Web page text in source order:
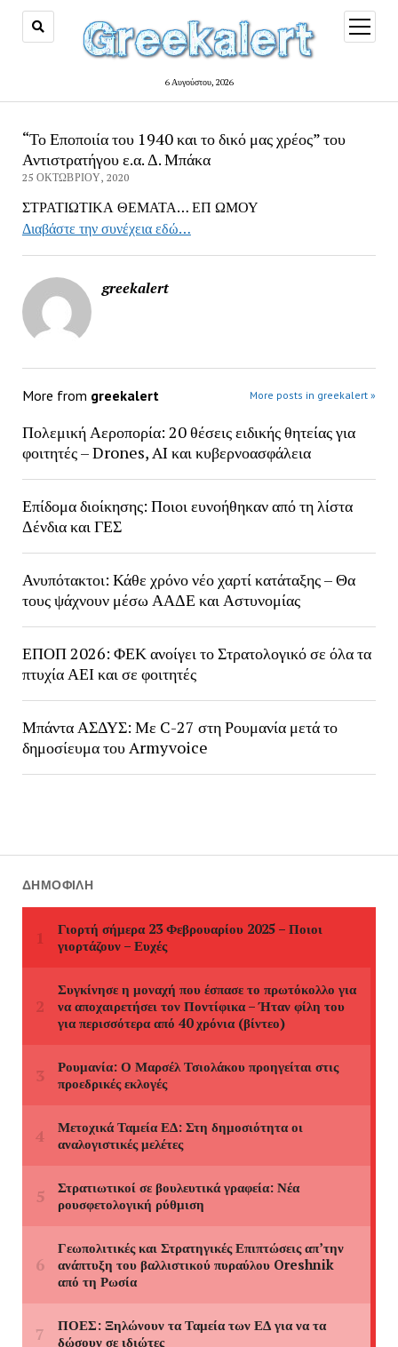
6 Αυγούστου, 2026
open
menu
“Το Εποποιία του 1940 και το δικό μας χρέος” του
Αντιστρατήγου ε.α. Δ. Μπάκα
25 ΟΚΤΩΒΡΊΟΥ, 2020
ΣΤΡΑΤΙΩΤΙΚΑ ΘΕΜΑΤΑ… ΕΠ ΩΜΟΥ
Διαβάστε την συνέχεια εδώ…
greekalert
More from greekalert More posts in greekalert »
Πολεμική Αεροπορία: 20 θέσεις ειδικής θητείας για
φοιτητές – Drones, AI και κυβερνοασφάλεια
Επίδομα διοίκησης: Ποιοι ευνοήθηκαν από τη λίστα
Δένδια και ΓΕΣ
Ανυπότακτοι: Κάθε χρόνο νέο χαρτί κατάταξης – Θα
τους ψάχνουν μέσω ΑΑΔΕ και Αστυνομίας
ΕΠΟΠ 2026: ΦΕΚ ανοίγει το Στρατολογικό σε όλα τα
πτυχία ΑΕΙ και σε φοιτητές
Μπάντα ΑΣΔΥΣ: Με C-27 στη Ρουμανία μετά το
δημοσίευμα του Armyvoice
ΔΗΜΟΦΙΛΉ